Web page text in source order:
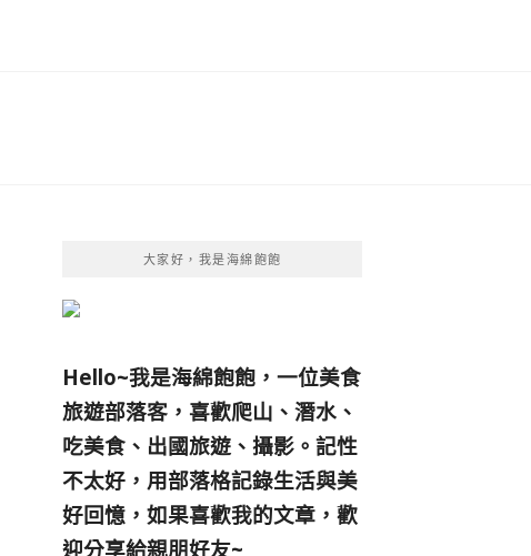
大家好，我是海綿飽飽
Hello~我是海綿飽飽，一位美食
旅遊部落客， 喜歡爬山、潛水、
吃美食、出國旅遊、攝影。 記性
不太好，用部落格記錄生活與美
好回憶， 如果喜歡我的文章，歡
迎分享給親朋好友~